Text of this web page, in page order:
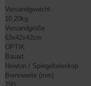
Versandgewicht
10.20kg
Versandgröße
63x42x42cm
OPTIK
Bauart
Newton / Spiegelteleskop
Brennweite (mm)